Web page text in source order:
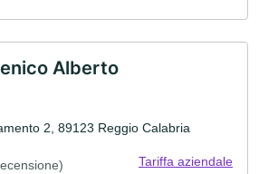
Alberto
2, 89123 Reggio Calabria
Tariffa aziendale